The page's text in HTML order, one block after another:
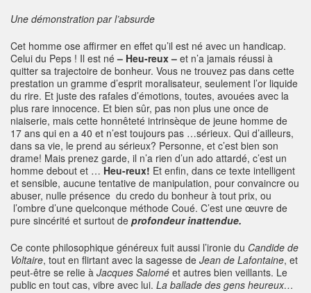
Une démonstration par l’absurde
Cet homme ose affirmer en effet qu’il est né avec un handicap.
Celui du Peps ! Il est né– Heu-reux – et n’a jamais réussi à
quitter sa trajectoire de bonheur. Vous ne trouvez pas dans cette
prestation un gramme d’esprit moralisateur, seulement l’or liquide
du rire. Et juste des rafales d’émotions, toutes, avouées avec la
plus rare innocence. Et bien sûr, pas non plus une once de
niaiserie, mais cette honnêteté intrinsèque de jeune homme de
17 ans qui en a 40 et n’est toujours pas …sérieux. Qui d’ailleurs,
dans sa vie, le prend au sérieux? Personne, et c’est bien son
drame! Mais prenez garde, il n’a rien d’un ado attardé, c’est un
homme debout et … Heu-reux! Et enfin, dans ce texte intelligent
et sensible, aucune tentative de manipulation, pour convaincre ou
abuser, nulle présence du credo du bonheur à tout prix, ou
l’ombre d’une quelconque méthode Coué. C’est une œuvre de
pure sincérité et surtout de profondeur inattendue.
Ce conte philosophique généreux fuit aussi l’ironie du Candide de
Voltaire, tout en flirtant avec la sagesse de Jean de Lafontaine, et
peut-être se relie à Jacques Salomé et autres bien veillants. Le
public en tout cas, vibre avec lui. La ballade des gens heureux…